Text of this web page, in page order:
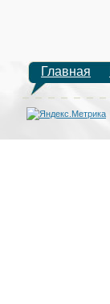
Главная